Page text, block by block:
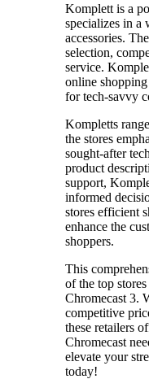
Komplett is a
specializes in a
accessories.
selection,
service.
online
for tech-savvy
Kompletts
the stores
sought-after
product
support,
informed
stores efficient
enhance the
shoppers.
This
of the top
Chromecast 3.
competitive
these retailers
Chromecast
elevate your
today!